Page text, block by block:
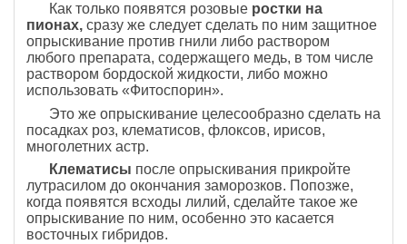
Как только появятся розовые ростки на
пионах,сразу же следует сделать по ним защитное
опрыскивание против гнили либо раствором
любого препарата, содержащего медь, в том числе
раствором бордоской жидкости, либо можно
использовать «Фитоспорин».
Это же опрыскивание целесообразно сделать на
посадках роз, клематисов, флоксов, ирисов,
многолетних астр.
Клематисы после опрыскивания прикройте
лутрасилом до окончания заморозков. Попозже,
когда появятся всходы лилий, сделайте такое же
опрыскивание по ним, особенно это касается
восточных гибридов.